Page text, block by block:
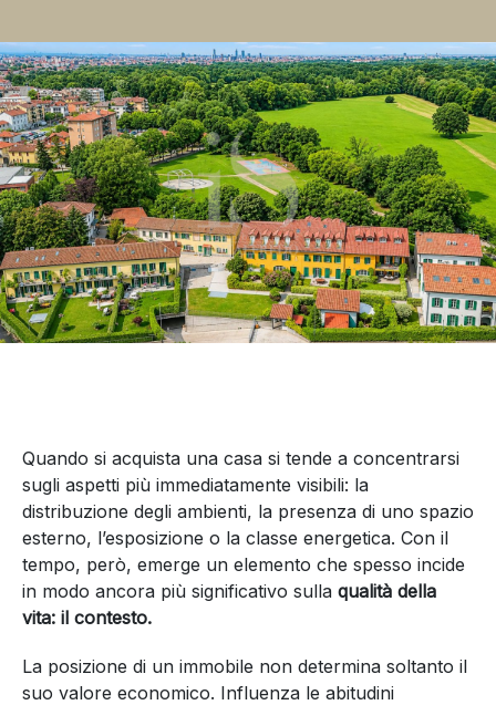
Quando si acquista una casa si tende a concentrarsi
sugli aspetti più immediatamente visibili: la
distribuzione degli ambienti, la presenza di uno spazio
esterno, l’esposizione o la classe energetica. Con il
tempo, però, emerge un elemento che spesso incide
in modo ancora più significativo sulla qualità della
vita: il contesto.
La posizione di un immobile non determina soltanto il
suo valore economico. Influenza le abitudini